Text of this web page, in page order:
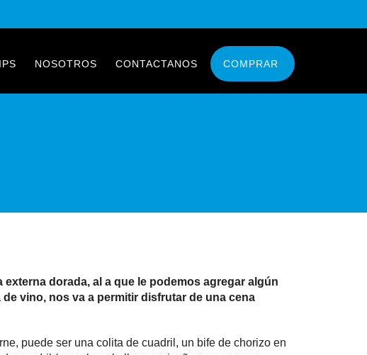
NOSOTROS CONTACTANOS COMPRAR
dorada, al a que le podemos agregar algún
vino, nos va a permitir disfrutar de una cena
puede ser una colita de cuadril, un bife de chorizo en